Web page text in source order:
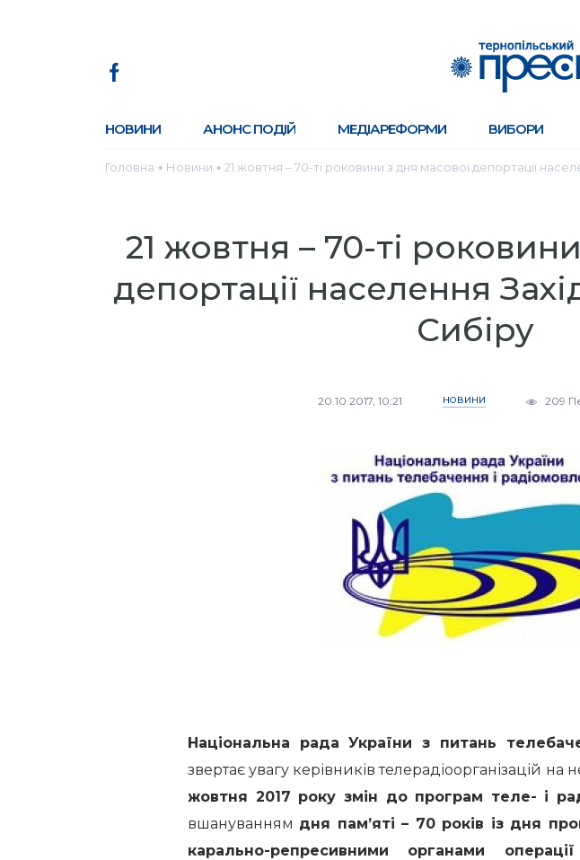
НОВИНИ АНОНС ПОДІЙ МЕДІАРЕФОРМИ ВИБОРИ
Головна ● Новини ● 21 жовтня – 70-ті роковини з дня масової депортації
21 жовтня – 70-ті
депортації населення
Сибіру
20.10.2017, 10:21 НОВИНИ 209
Національна рада України з питань
звертає увагу керівників телерадіоорганізацій на
жовтня 2017 року змін до програм теле- і
вшануванням дня пам’яті – 70 років із дня
карально-репресивними органами